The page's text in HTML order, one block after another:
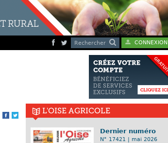
Rechercher CONNEXION
Facebook
Twitter
L'OISE AGRICOLE
Dernier numéro
N° 17421 | mai 2026